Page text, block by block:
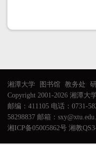
湘潭大学 图书馆 教务处
Copyright 2001-2026 湘潭大
邮编：411105 电话：0731-
58298837 邮箱：
湘ICP备05005862号 湘教